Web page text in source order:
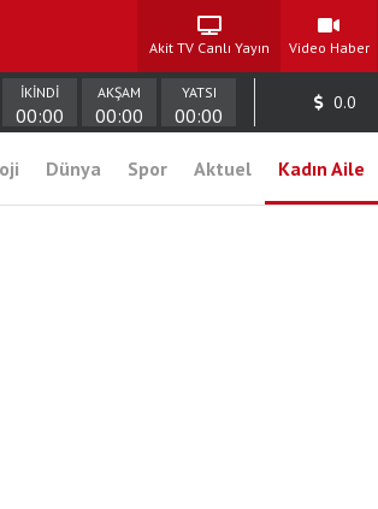
Akit TV Canlı Yayın Video Haber
İKİNDİ
00:00
AKŞAM
00:00
YATSI
00:00
0.0
Dünya Spor Aktuel Kadın Aile